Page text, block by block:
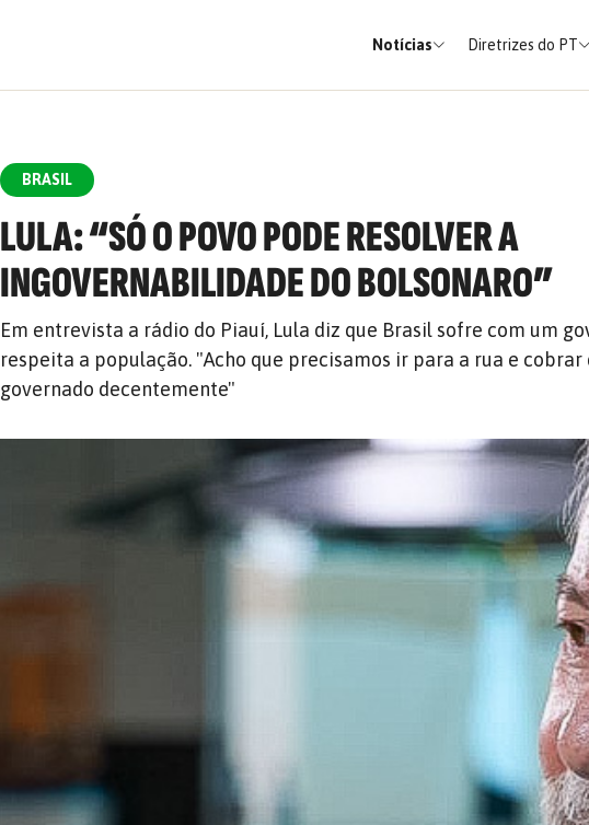
Notícias Diretrizes do PT
BRASIL
LULA: “SÓ O POVO PODE RESOLVER A
INGOVERNABILIDADE DO BOLSONARO”
Em entrevista a rádio do Piauí, Lula diz que Brasil sofre com um
respeita a população. "Acho que precisamos ir para a rua e cobrar
governado decentemente"